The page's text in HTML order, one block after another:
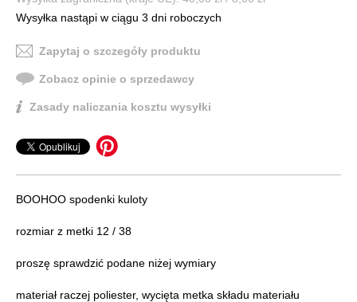
Wysyłka nastąpi w ciągu 3 dni roboczych
Zapytaj o szczegóły produktu
Zobacz opinie o sprzedawcy
Zasady naliczania kosztu wysyłki
BOOHOO spodenki kuloty
rozmiar z metki 12 / 38
proszę sprawdzić podane niżej wymiary
materiał raczej poliester, wycięta metka składu materiału